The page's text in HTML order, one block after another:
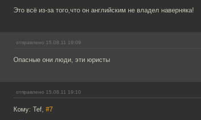
Это всё из-за того,что он английским не владел наверняка!
отправлено 15.08.11 19:09
Опасные они люди, эти юристы
отправлено 15.08.11 19:10
Кому: Tef, #7